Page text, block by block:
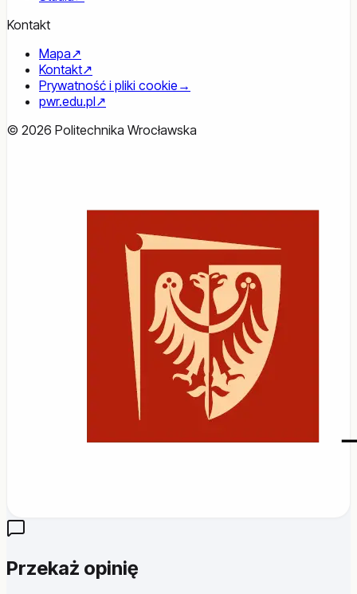
Kontakt
Mapa↗
Kontakt↗
Prywatność i pliki cookie →
pwr.edu.pl↗
© 2026 Politechnika Wrocławska
Przekaż opinię